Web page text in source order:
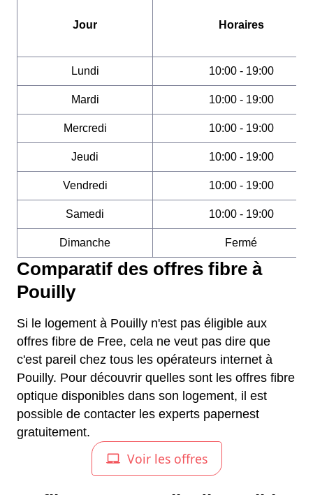
Jour Horaires
Lundi 10:00 - 19:00
Mardi 10:00 - 19:00
Mercredi 10:00 - 19:00
Jeudi 10:00 - 19:00
Vendredi 10:00 - 19:00
Samedi 10:00 - 19:00
Dimanche Fermé
Comparatif des offres fibre à
Pouilly
Si le logement à Pouilly n'est pas éligible aux
offres fibre de Free, cela ne veut pas dire que
c'est pareil chez tous les opérateurs internet à
Pouilly. Pour découvrir quelles sont les offres fibre
optique disponibles dans son logement, il est
possible de contacter les experts papernest
gratuitement.